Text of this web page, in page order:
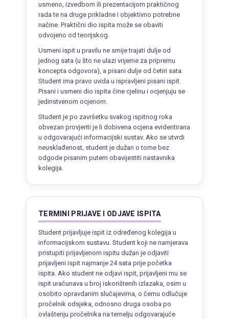
usmeno, izvedbom ili prezentacijom praktičnog
rada te na druge prikladne i objektivno potrebne
načine. Praktični dio ispita može se obaviti
odvojeno od teorijskog.
Usmeni ispit u pravilu ne smije trajati dulje od
jednog sata (u što ne ulazi vrijeme za pripremu
koncepta odgovora), a pisani dulje od četiri sata.
Student ima pravo uvida u ispravljeni pisani ispit.
Pisani i usmeni dio ispita čine cjelinu i ocjenjuju se
jedinstvenom ocjenom.
Student je po završetku svakog ispitnog roka
obvezan provjeriti je li dobivena ocjena evidentirana
u odgovarajući informacijski sustav. Ako se utvrdi
neusklađenost, student je dužan o tome bez
odgode pisanim putem obavijestiti nastavnika
kolegija.
TERMINI PRIJAVE I ODJAVE ISPITA
Student prijavljuje ispit iz određenog kolegija u
informacijskom sustavu. Student koji ne namjerava
pristupiti prijavljenom ispitu dužan je odjaviti
prijavljeni ispit najmanje 24 sata prije početka
ispita. Ako student ne odjavi ispit, prijavljeni mu se
ispit uračunava u broj iskorištenih izlazaka, osim u
osobito opravdanim slučajevima, o čemu odlučuje
pročelnik odsjeka, odnosno druga osoba po
ovlaštenju pročelnika na temelju odgovarajuće